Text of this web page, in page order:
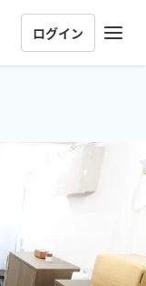
ログイン